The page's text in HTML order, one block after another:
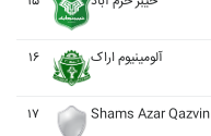
۱۶ آلومينيوم اراک
۱۷ Shams Azar Qazvin